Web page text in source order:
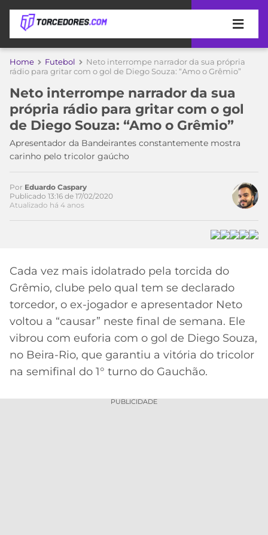
APOSTAS
DE
APOSTA
MELHORES
SITES
DE
APOSTAS
2026
CÓDIGO
DE
INDICAÇÃO
BET365
CÓDIGO
BETANO
COPA
DO
MUNDO
TIMES
MEU
TIME
CORINTHIANS
SÃO
PAULO
SANTOS
FLAMENGO
CAMPEONATOS
A
LIBERTADORES
COPA
BRASIL
MERCADO
DA
BOLA
Home Futebol
Neto interrompe narrador da sua própria
rádio para gritar com o gol de Diego Souza: “Amo o Grêmio”
Neto interrompe narrador da sua
própria rádio para gritar com o gol
de Diego Souza: “Amo o Grêmio”
Apresentador da Bandeirantes constantemente mostra
carinho pelo tricolor gaúcho
Acesse o perfil do autor
no Twitter
Por Eduardo Caspary
Publicado 13:16 de 17/02/2020
Atualizado há 4 anos
Cada vez mais idolatrado pela torcida do
Grêmio, clube pelo qual tem se declarado
torcedor, o ex-jogador e apresentador Neto
voltou a “causar” neste final de semana. Ele
vibrou com euforia com o gol de Diego Souza,
no Beira-Rio, que garantiu a vitória do tricolor
na semifinal do 1° turno do Gauchão.
PUBLICIDADE